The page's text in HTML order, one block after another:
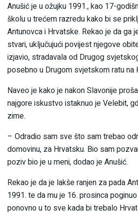
Anušić je u ožujku 1991., kao 17-
školu u trećem razredu kako bi se
Antunovca i Hrvatske. Rekao je da ga
stvari, uključujući povijest njegove
izjavio, stradavala od Drugog
posebno u Drugom svjetskom ratu na
Naveo je kako je nakon Slavonije
najgore iskustvo istaknuo je Velebit,
zime.
– Odradio sam sve što sam trebao
domovinu, za Hrvatsku. Bio sam
poziv bio je u meni, dodao je Anušić.
Rekao je da je lakše ranjen za pada
1991. te da mu je 16. prosinca
ponovno u to sve kada bi trebalo